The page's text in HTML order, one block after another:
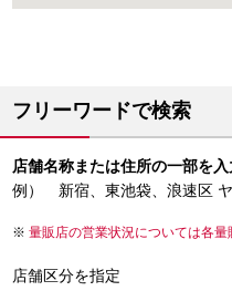
フリーワードで検索
店舗名称または住所の一部を
例） 新宿、東池袋、浪速区
量販店の営業状況については各量
店舗区分を指定